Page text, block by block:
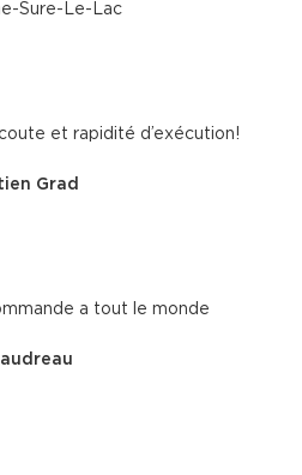
Sure-Le-Lac
et rapidité d’exécution!
Grad
a tout le monde